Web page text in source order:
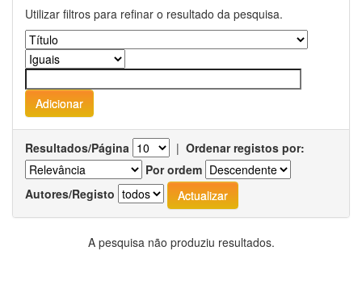
Utilizar filtros para refinar o resultado da pesquisa.
Resultados/Página | Ordenar registos por:
Por ordem
Autores/Registo
A pesquisa não produziu resultados.